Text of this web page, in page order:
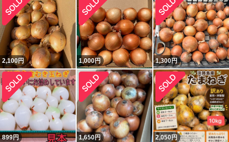
2,100円 1,000円 1,300円
899円 1,650円 2,050円